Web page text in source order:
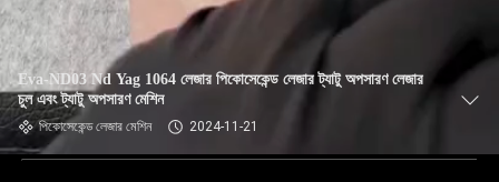
Eva-ND03 Nd Yag 1064 লেজার পিকোসেকেন্ড লেজার ট্যাটু অপসারণ লেজার
চুল এবং ট্যাটু অপসারণ মেশিন
পিকোসেকেন্ড লেজার মেশিন 2024-11-21